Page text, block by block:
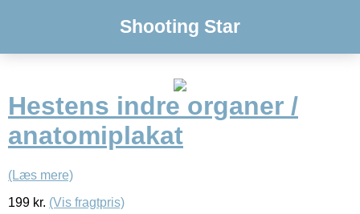
Shooting Star
Hestens indre organer /
anatomiplakat
(Læs mere)
199 kr. (Vis fragtpris)